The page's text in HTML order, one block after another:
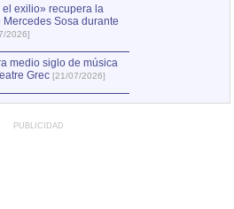
exilio» recupera la
Sosa durante
2026]
medio siglo de música
Grec [21/07/2026]
PUBLICIDAD